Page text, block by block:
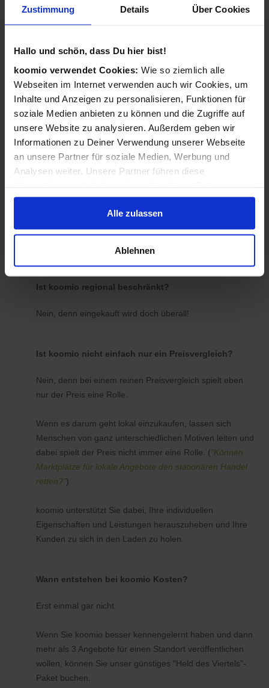
Zustimmung Details Über Cookies
Hallo und schön, dass Du hier bist!
koomio verwendet Cookies: Wie so ziemlich alle
Webseiten im Internet verwenden auch wir Cookies, um
Inhalte und Anzeigen zu personalisieren, Funktionen für
soziale Medien anbieten zu können und die Zugriffe auf
unsere Website zu analysieren. Außerdem geben wir
Informationen zu Deiner Verwendung unserer Webseite
an unsere Partner für soziale Medien, Werbung und
Analysen weiter. Unsere Partner führen diese
zusammen, die Du ihnen bereitgestellt hast oder die sie
im Rahmen Deiner Nutzung der Dienste gesammelt
haben.
Alle zulassen
Ablehnen
Wie funktioniert koomio?
Geschäftsinformationen vervollständigen, Angebote
veröffentlichen - 3 Angebote sind für Sie immer kostenlos!
Wir kümmern uns dann darum, dass Ihre Informationen
zu Ihren Kunden gelangen: Auf der koomio-Webseite, in
unseren Apps und in Suchmaschinen - daheim auf der
Couch und unterwegs auf dem Smartphone!
Ist koomio für alle Unternehmen gedacht?
genauso wie einerlandesweiten Handelskette
reinenDienstleister.
Ist koomio regional beschränkt?
Nein, denn eingekauft wird doch überall!
Ist koomio nicht einfach nur ein Preisvergleich?
Nein, denn bei einem reinen Preisvergleich spielt eben
nur der Preis eine Rolle.
Wenn es darum geht lokal einzukaufen, lassen sich
Menschen von ganz unterschiedlichen Motiven leiten und
dabei spielt der Preis nicht immer eine Rolle. ("Können
Marktplätze für lokale Angebote den stationären Handel
retten?")
koomio unterstützt Sie dabei, Ihre individuellen
Eigenschaften und Leistungen herauszuheben und Ihre
Kunden zu sich in den Laden zu holen.
Wann entstehen bei koomio Kosten?
Erst einmal gar nicht.
Wenn Sie koomio besser kennengelernt haben und dann
mehr als 3 Angebote für einen Standort veröffentlichen
wollen, können Sie unser günstiges "Held des Viertels"-
Paket buchen.